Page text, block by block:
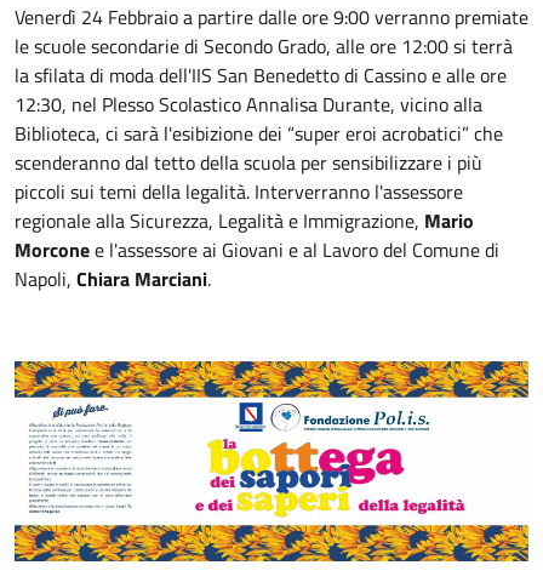
Venerdì 24 Febbraio a partire dalle ore 9:00 verranno premiate
le scuole secondarie di Secondo Grado, alle ore 12:00 si terrà
la sfilata di moda dell'IIS San Benedetto di Cassino e alle ore
12:30, nel Plesso Scolastico Annalisa Durante, vicino alla
Biblioteca, ci sarà l'esibizione dei “super eroi acrobatici” che
scenderanno dal tetto della scuola per sensibilizzare i più
piccoli sui temi della legalità. Interverranno l'assessore
regionale alla Sicurezza, Legalità e Immigrazione, Mario
Morconee l'assessore ai Giovani e al Lavoro del Comune di
Napoli, Chiara Marciani.